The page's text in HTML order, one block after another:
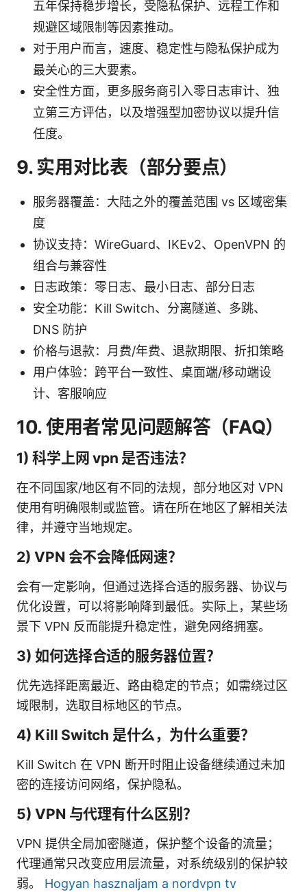
五年保持稳步增长，受隐私保护、远程工作和
规避区域限制等因素推动。
对于用户而言，速度、稳定性与隐私保护成为
最关心的三大要素。
安全性方面，更多服务商引入零日志审计、独
立第三方评估，以及增强型加密协议以提升信
任度。
9. 实用对比表（部分要点）
服务器覆盖：大陆之外的覆盖范围 vs 区域密集
度
协议支持：WireGuard、IKEv2、OpenVPN 的
组合与兼容性
日志政策：零日志、最小日志、部分日志
安全功能：Kill Switch、分离隧道、多跳、
DNS 防护
价格与退款：月费/年费、退款期限、折扣策略
用户体验：跨平台一致性、桌面端/移动端设
计、客服响应
10. 使用者常见问题解答（FAQ）
1) 科学上网 vpn 是否违法？
在不同国家/地区有不同的法规，部分地区对 VPN
使用有明确限制或监管。请在所在地区了解相关法
律，并遵守当地规定。
2) VPN 会不会降低网速？
会有一定影响，但通过选择合适的服务器、协议与
优化设置，可以将影响降到最低。实际上，某些场
景下 VPN 反而能提升稳定性，避免网络拥塞。
3) 如何选择合适的服务器位置？
优先选择距离最近、路由稳定的节点；如需绕过区
域限制，选取目标地区的节点。
4) Kill Switch 是什么，为什么重要？
Kill Switch 在 VPN 断开时阻止设备继续通过未加
密的连接访问网络，保护隐私。
5) VPN 与代理有什么区别？
VPN 提供全局加密隧道，保护整个设备的流量；
代理通常只改变应用层流量，对系统级别的保护较
弱。 Hogyan hasznaljam a nordvpn tv